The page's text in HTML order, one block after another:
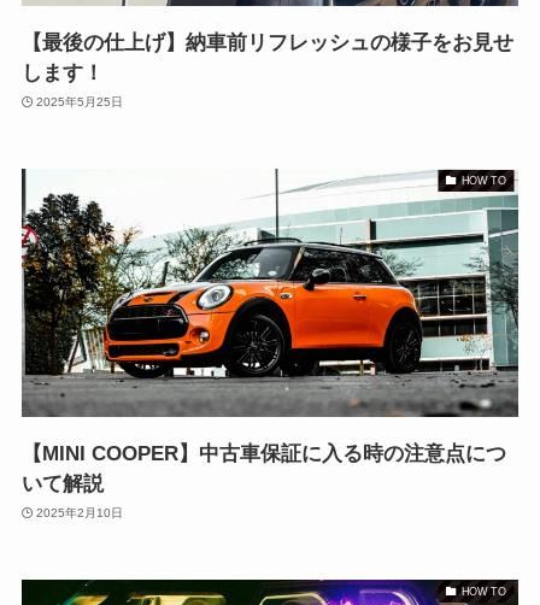
【最後の仕上げ】納車前リフレッシュの様子をお見せ
します！
2025年5月25日
HOW TO
【MINI COOPER】中古車保証に入る時の注意点につ
いて解説
2025年2月10日
HOW TO